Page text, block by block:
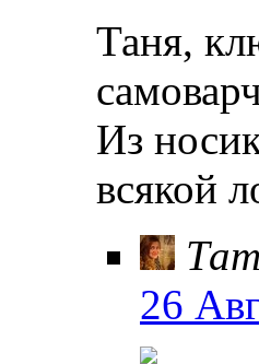
Таня,
Из
всякой
26